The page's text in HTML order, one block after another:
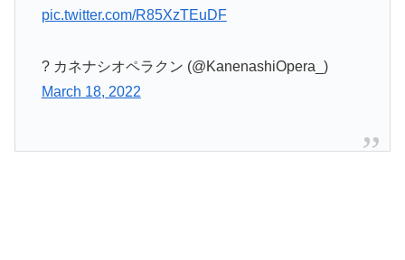
pic.twitter.com/R85XzTEuDF
? カネナシオペラクン (@KanenashiOpera_)
March 18, 2022